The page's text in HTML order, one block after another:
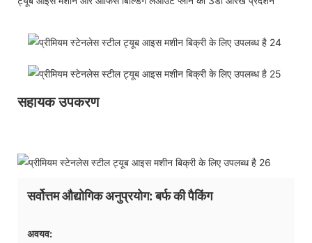
सहायक उपकरण
सर्वोत्तम औद्योगिक अनुप्रयोग: बर्फ की पैकिंग
अवयव: